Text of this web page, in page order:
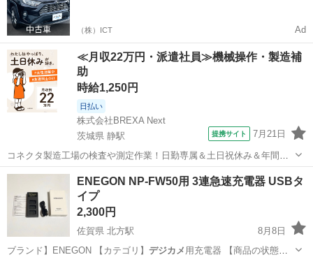
（株）ICT Ad
≪月収22万円・派遣社員≫機械操作・製造補
助
時給1,250円
日払い
株式会社BREXA Next
茨城県 静駅
提携サイト 7月21日
コネクタ製造工場の検査や測定作業！日勤専属＆土日祝休み＆年間休
日128日★クリーンルーム内作業★マイカー通勤OK＆無料駐車場あり
★就業先食堂利用可！日払い制度あり！《茨城県常陸大宮市》 人気の
工場のお仕事 ◇コネクタ製造工...
茨城 常陸大宮市
ENEGON NP-FW50用 3連急速充電器 USBタ
イプ
2,300円
佐賀県 北方駅
8月8日
ブランド】ENEGON 【カテゴリ】 デジカメ 用充電器 【商品の状態】